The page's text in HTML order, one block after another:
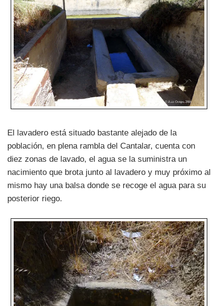
El lavadero está situado bastante alejado de la
población, en plena rambla del Cantalar, cuenta con
diez zonas de lavado, el agua se la suministra un
nacimiento que brota junto al lavadero y muy próximo al
mismo hay una balsa donde se recoge el agua para su
posterior riego.